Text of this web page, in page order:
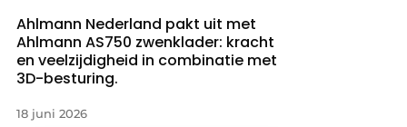
Ahlmann Nederland pakt uit met
Ahlmann AS750 zwenklader: kracht
en veelzijdigheid in combinatie met
3D-besturing.
18 juni 2026